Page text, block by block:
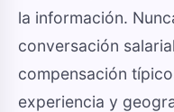
la información.
conversación
compensación
experiencia y